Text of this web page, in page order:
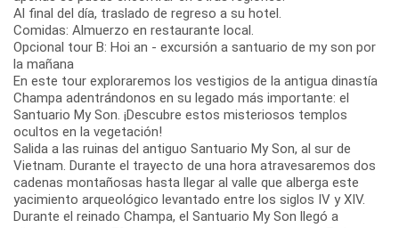
Al final del día, traslado de regreso a su hotel.
Comidas: Almuerzo en restaurante local.
Opcional tour B: Hoi an - excursión a santuario de my son por
la mañana
En este tour exploraremos los vestigios de la antigua dinastía
Champa adentrándonos en su legado más importante: el
Santuario My Son. ¡Descubre estos misteriosos templos
ocultos en la vegetación!
Salida a las ruinas del antiguo Santuario My Son, al sur de
Vietnam. Durante el trayecto de una hora atravesaremos dos
cadenas montañosas hasta llegar al valle que alberga este
yacimiento arqueológico levantado entre los siglos IV y XIV.
Durante el reinado Champa, el Santuario My Son llegó a